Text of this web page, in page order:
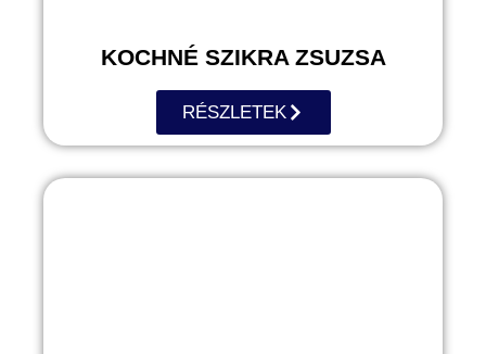
KOCHNÉ SZIKRA ZSUZSA
RÉSZLETEK